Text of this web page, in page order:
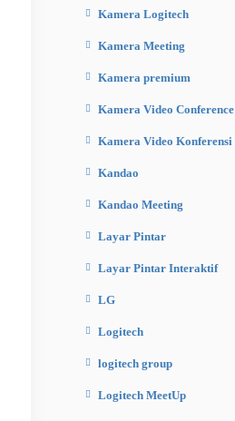
Kamera Logitech
Kamera Meeting
Kamera premium
Kamera Video Conference
Kamera Video Konferensi
Kandao
Kandao Meeting
Layar Pintar
Layar Pintar Interaktif
LG
Logitech
logitech group
Logitech MeetUp